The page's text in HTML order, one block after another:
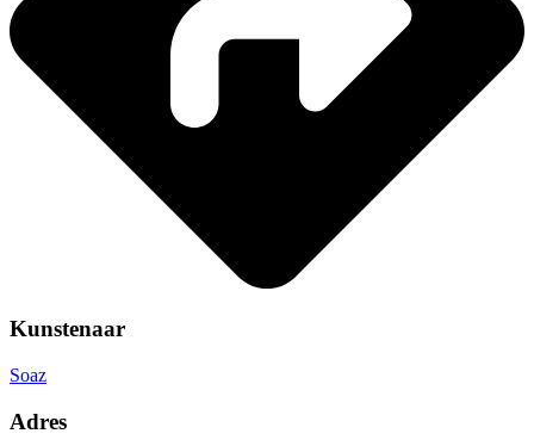
Kunstenaar
Soaz
Adres